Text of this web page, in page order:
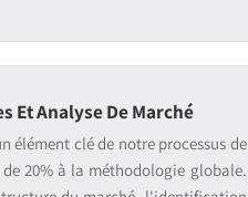
Et Analyse De Marché
élément clé de notre processus de
20% à la méthodologie globale.